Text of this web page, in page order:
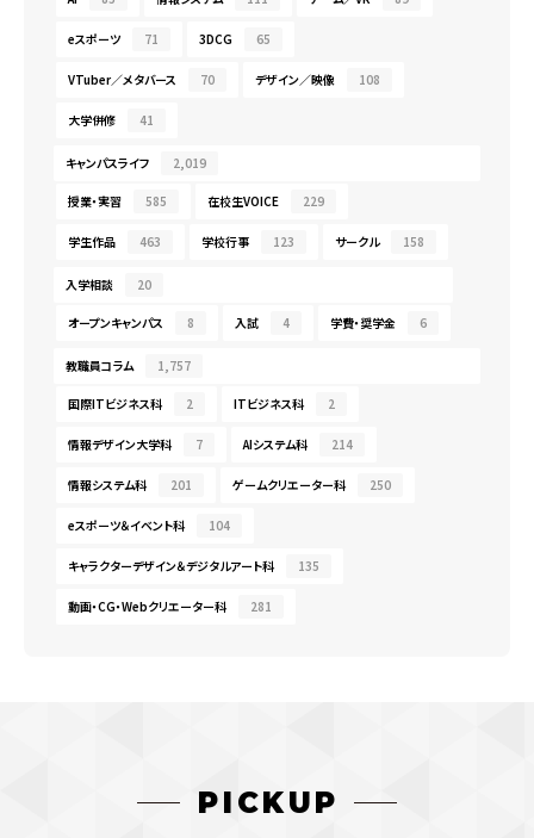
eスポーツ 71 3DCG 65
VTuber／メタバース 70 デザイン／映像 108
大学併修 41
キャンパスライフ 2,019
授業・実習 585 在校生VOICE 229
学生作品 463 学校行事 123 サークル 158
入学相談 20
オープンキャンパス 8 入試 4 学費・奨学金 6
教職員コラム 1,757
国際ITビジネス科 2 ITビジネス科 2
情報デザイン大学科 7 AIシステム科 214
情報システム科 201 ゲームクリエーター科 250
eスポーツ＆イベント科 104
キャラクターデザイン＆デジタルアート科 135
動画・CG・Webクリエーター科 281
PICKUP